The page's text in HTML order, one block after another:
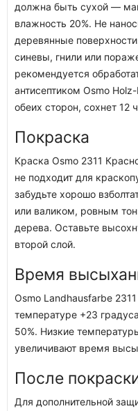
должна быть сухой —
влажность 20%. Не
деревянные
синевы, гнили или
рекомендуется
антисептиком Osmo
обеих сторон, сохнет 12
Покраска
Краска Osmo 2311
не подходит для
забудьте хорошо
или валиком, ровным
дерева. Оставьте
второй слой.
Время
Osmo Landhausfarbe
температуре +23
50%. Низкие
увеличивают время
После
Для дополнительной